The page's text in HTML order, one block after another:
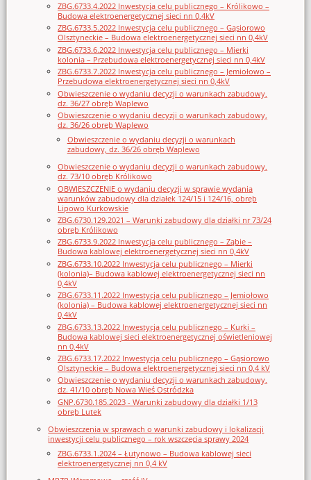
ZBG.6733.4.2022 Inwestycja celu publicznego – Królikowo –
Budowa elektroenergetycznej sieci nn 0,4kV
ZBG.6733.5.2022 Inwestycja celu publicznego – Gąsiorowo
Olsztyneckie – Budowa elektroenergetycznej sieci nn 0,4kV
ZBG.6733.6.2022 Inwestycja celu publicznego – Mierki
kolonia – Przebudowa elektroenergetycznej sieci nn 0,4kV
ZBG.6733.7.2022 Inwestycja celu publicznego – Jemiołowo –
Przebudowa elektroenergetycznej sieci nn 0,4kV
Obwieszczenie o wydaniu decyzji o warunkach zabudowy,
dz. 36/27 obręb Waplewo
Obwieszczenie o wydaniu decyzji o warunkach zabudowy,
dz. 36/26 obręb Waplewo
Obwieszczenie o wydaniu decyzji o warunkach
zabudowy, dz. 36/26 obręb Waplewo
Obwieszczenie o wydaniu decyzji o warunkach zabudowy,
dz. 73/10 obręb Królikowo
OBWIESZCZENIE o wydaniu decyzji w sprawie wydania
warunków zabudowy dla działek 124/15 i 124/16, obręb
Lipowo Kurkowskie
ZBG.6730.129.2021 – Warunki zabudowy dla działki nr 73/24
obręb Królikowo
ZBG.6733.9.2022 Inwestycja celu publicznego – Ząbie –
Budowa kablowej elektroenergetycznej sieci nn 0,4kV
ZBG.6733.10.2022 Inwestycja celu publicznego – Mierki
(kolonia)– Budowa kablowej elektroenergetycznej sieci nn
0,4kV
ZBG.6733.11.2022 Inwestycja celu publicznego – Jemiołowo
(kolonia) – Budowa kablowej elektroenergetycznej sieci nn
0,4kV
ZBG.6733.13.2022 Inwestycja celu publicznego – Kurki –
Budowa kablowej sieci elektroenergetycznej oświetleniowej
nn 0,4kV
ZBG.6733.17.2022 Inwestycja celu publicznego – Gąsiorowo
Olsztyneckie – Budowa elektroenergetycznej sieci nn 0,4 kV
Obwieszczenie o wydaniu decyzji o warunkach zabudowy,
dz. 41/10 obręb Nowa Wieś Ostródzka
GNP.6730.185.2023 - Warunki zabudowy dla działki 1/13
obręb Lutek
Obwieszczenia w sprawach o warunki zabudowy i lokalizacji
inwestycji celu publicznego – rok wszczęcia sprawy 2024
ZBG.6733.1.2024 – Łutynowo – Budowa kablowej sieci
elektroenergetycznej nn 0,4 kV